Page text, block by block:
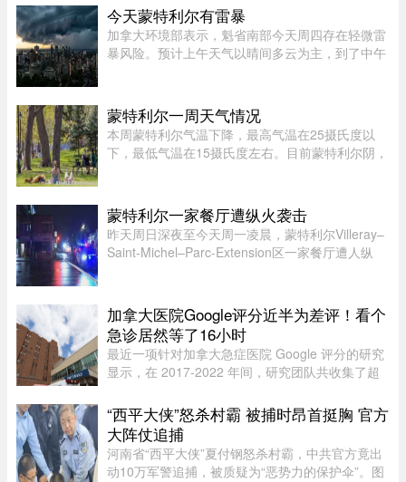
今天蒙特利尔有雷暴
加拿大环境部表示，魁省南部今天周四存在轻微雷
暴风险。预计上午天气以晴间多云为主，到了中午
Mauricie地区下午也有可能受 ...
蒙特利尔一周天气情况
本周蒙特利尔气温下降，最高气温在25摄氏度以
下，最低气温在15摄氏度左右。目前蒙特利尔阴，
18摄氏度。今天蒙特利尔空气质 ...
蒙特利尔一家餐厅遭纵火袭击
昨天周日深夜至今天周一凌晨，蒙特利尔Villeray–
Saint-Michel–Parc-Extension区一家餐厅遭人纵
厅。据悉，一名嫌疑人先 ...
加拿大医院Google评分近半为差评！看个
急诊居然等了16小时
最近一项针对加拿大急症医院 Google 评分的研究
显示，在 2017-2022 年间，研究团队共收集了超
深入分析。数据显示，47.9% 的评论为负面，远高
于正面（32.3%）和中立（ ...
“西平大侠”怒杀村霸 被捕时昂首挺胸 官方
大阵仗追捕
河南省“西平大侠”夏付钢怒杀村霸，中共官方竟出
动10万军警追捕，被质疑为“恶势力的保护伞”。图